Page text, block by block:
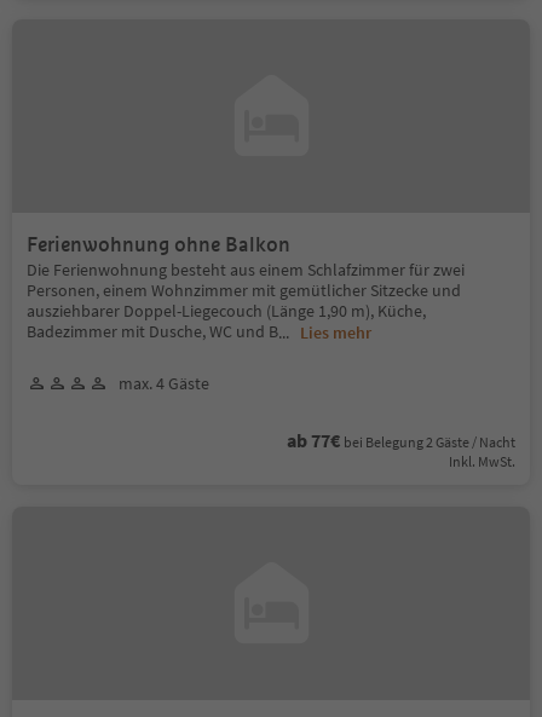
Ferienwohnung ohne Balkon
Die Ferienwohnung besteht aus einem Schlafzimmer für zwei
Personen, einem Wohnzimmer mit gemütlicher Sitzecke und
ausziehbarer Doppel-Liegecouch (Länge 1,90 m), Küche,
Badezimmer mit Dusche, WC und B... Lies mehr
max. 4 Gäste
ab 77€ bei Belegung 2 Gäste / Nacht
Inkl. MwSt.